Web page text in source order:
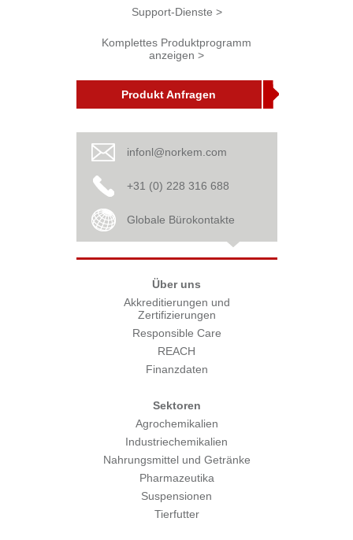
Support-Dienste >
Komplettes Produktprogramm
anzeigen >
Produkt Anfragen
infonl@norkem.com
+31 (0) 228 316 688
Globale Bürokontakte
Über uns
Akkreditierungen und
Zertifizierungen
Responsible Care
REACH
Finanzdaten
Sektoren
Agrochemikalien
Industriechemikalien
Nahrungsmittel und Getränke
Pharmazeutika
Suspensionen
Tierfutter